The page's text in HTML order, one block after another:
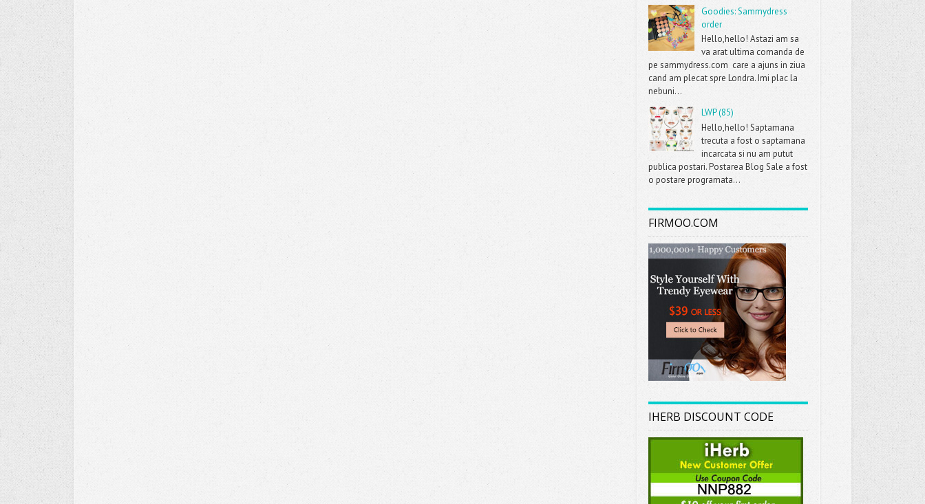
Goodies: Sammydress
order
Hello,hello! Astazi am sa
va arat ultima comanda de
pe sammydress.com care a ajuns in ziua
cand am plecat spre Londra. Imi plac la
nebuni...
LWP (85)
Hello,hello! Saptamana
trecuta a fost o saptamana
incarcata si nu am putut
publica postari. Postarea Blog Sale a fost
o postare programata...
FIRMOO.COM
IHERB DISCOUNT CODE